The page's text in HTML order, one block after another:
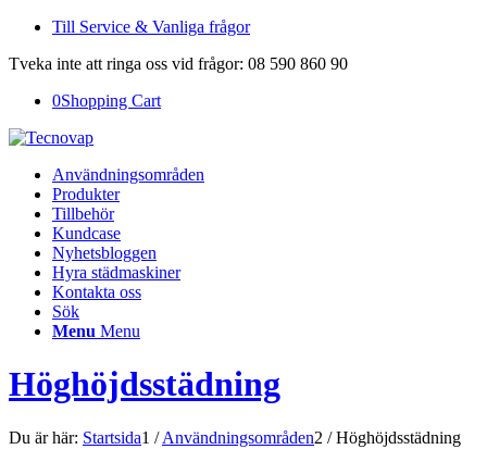
Till Service & Vanliga frågor
Tveka inte att ringa oss vid frågor: 08 590 860 90
0Shopping Cart
Användningsområden
Produkter
Tillbehör
Kundcase
Nyhetsbloggen
Hyra städmaskiner
Kontakta oss
Sök
Menu Menu
Höghöjdsstädning
Du är här: Startsida1 / Användningsområden2 / Höghöjdsstädning